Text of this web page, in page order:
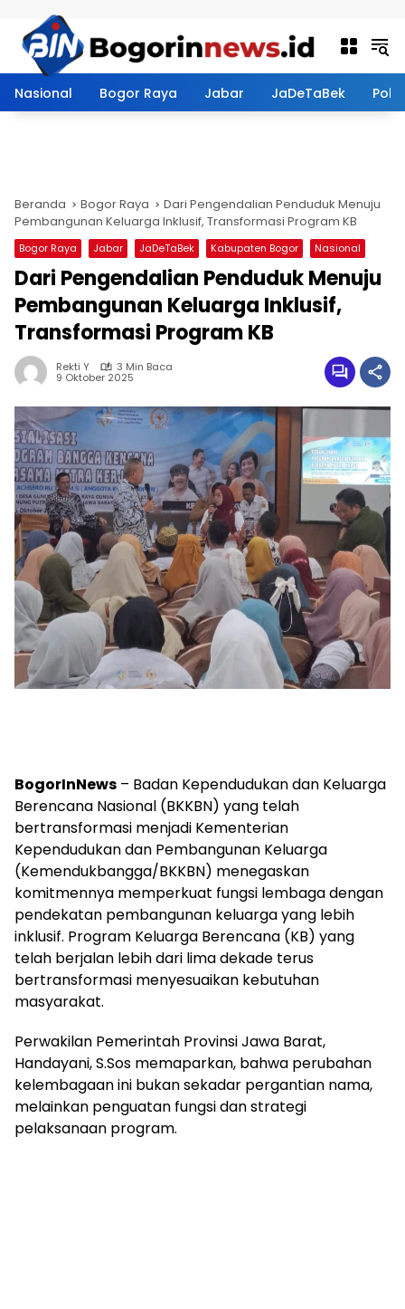
Nasional Bogor Raya Jabar JaDeTaBek
Beranda Bogor Raya
Dari Pengendalian Penduduk Menuju
Pembangunan Keluarga Inklusif, Transformasi Program KB
Bogor Raya Jabar JaDeTaBek Kabupaten Bogor Nasional
Dari Pengendalian Penduduk Menuju
Pembangunan Keluarga Inklusif,
Transformasi Program KB
Rekti Y 3 Min Baca
9 Oktober 2025
BogorInNews – Badan Kependudukan dan Keluarga
Berencana Nasional (BKKBN) yang telah
bertransformasi menjadi Kementerian
Kependudukan dan Pembangunan Keluarga
(Kemendukbangga/BKKBN) menegaskan
komitmennya memperkuat fungsi lembaga dengan
pendekatan pembangunan keluarga yang lebih
inklusif. Program Keluarga Berencana (KB) yang
telah berjalan lebih dari lima dekade terus
bertransformasi menyesuaikan kebutuhan
masyarakat.
Perwakilan Pemerintah Provinsi Jawa Barat,
Handayani, S.Sos memaparkan, bahwa perubahan
kelembagaan ini bukan sekadar pergantian nama,
melainkan penguatan fungsi dan strategi
pelaksanaan program.